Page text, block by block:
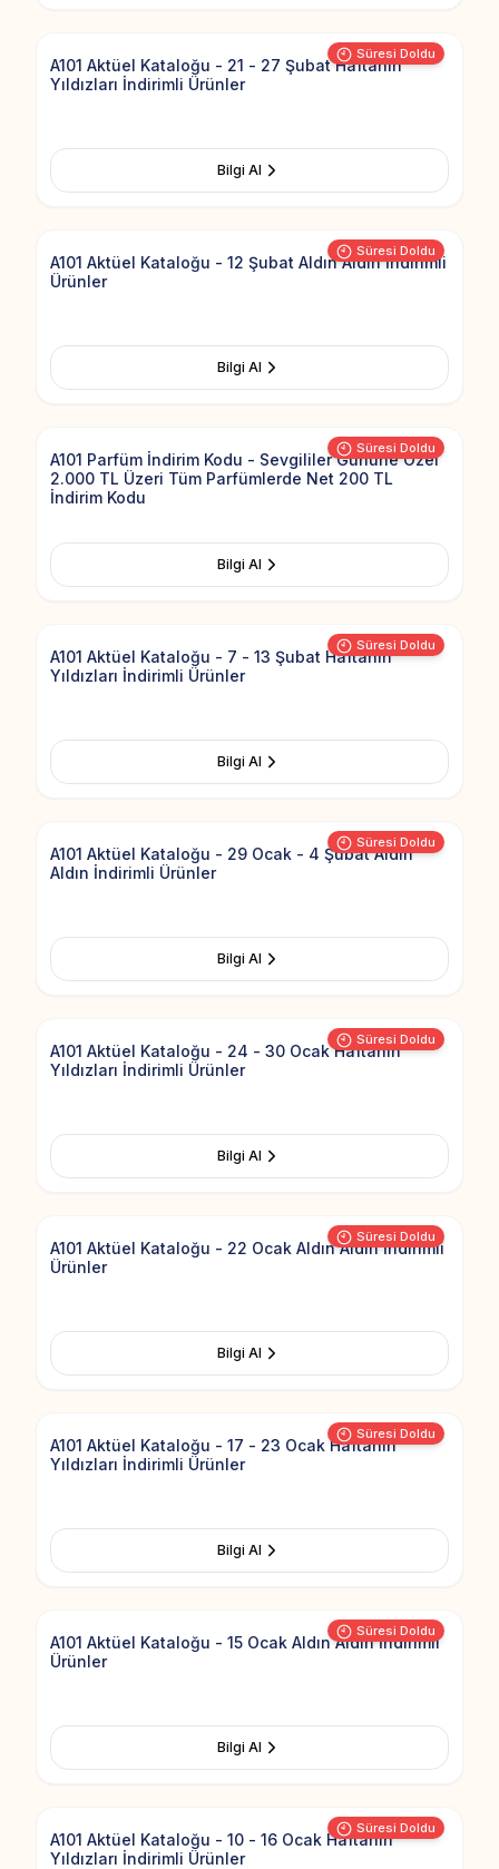
Süresi Doldu
A101 Aktüel Kataloğu - 21 - 27 Şubat Haftanın
Yıldızları İndirimli Ürünler
Bilgi Al
Süresi Doldu
Add to
A101 Aktüel Kataloğu - 12 Şubat Aldın Aldın İndirimli
Ürünler
Bilgi Al
Süresi Doldu
Add to
A101 Parfüm İndirim Kodu - Sevgililer Gününe Özel
2.000 TL Üzeri Tüm Parfümlerde Net 200 TL
İndirim Kodu
Bilgi Al
Süresi Doldu
Add to
A101 Aktüel Kataloğu - 7 - 13 Şubat Haftanın
Yıldızları İndirimli Ürünler
Bilgi Al
Süresi Doldu
Add to
A101 Aktüel Kataloğu - 29 Ocak - 4 Şubat Aldın
Aldın İndirimli Ürünler
Bilgi Al
Süresi Doldu
Add to
A101 Aktüel Kataloğu - 24 - 30 Ocak Haftanın
Yıldızları İndirimli Ürünler
Bilgi Al
Süresi Doldu
Add to
A101 Aktüel Kataloğu - 22 Ocak Aldın Aldın İndirimli
Ürünler
Bilgi Al
Süresi Doldu
Add to
A101 Aktüel Kataloğu - 17 - 23 Ocak Haftanın
Yıldızları İndirimli Ürünler
Bilgi Al
Süresi Doldu
Add to
A101 Aktüel Kataloğu - 15 Ocak Aldın Aldın İndirimli
Ürünler
Bilgi Al
Süresi Doldu
Add to
A101 Aktüel Kataloğu - 10 - 16 Ocak Haftanın
Yıldızları İndirimli Ürünler